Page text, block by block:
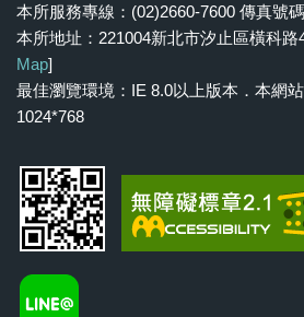
本所服務專線：(02)2660-7600 傳真號
本所地址：221004新北市汐止區橫科路
Map]
最佳瀏覽環境：IE 8.0以上版本．本網
1024*768